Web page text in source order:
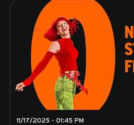
11/17/2025 - 01:45 PM